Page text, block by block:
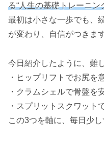
る“人生の基礎トレーニン
最初は小さな一歩でも、
が変わり、自信がつきます
今日紹介したように、難
・ヒップリフトでお尻を
・クラムシェルで骨盤を
・スプリットスクワット
この3つを軸に、毎日少